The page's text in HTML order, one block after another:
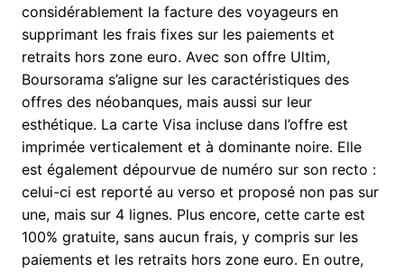
considérablement la facture des voyageurs en
supprimant les frais fixes sur les paiements et
retraits hors zone euro. Avec son offre Ultim,
Boursorama s’aligne sur les caractéristiques des
offres des néobanques, mais aussi sur leur
esthétique. La carte Visa incluse dans l’offre est
imprimée verticalement et à dominante noire. Elle
est également dépourvue de numéro sur son recto :
celui-ci est reporté au verso et proposé non pas sur
une, mais sur 4 lignes. Plus encore, cette carte est
100% gratuite, sans aucun frais, y compris sur les
paiements et les retraits hors zone euro. En outre,